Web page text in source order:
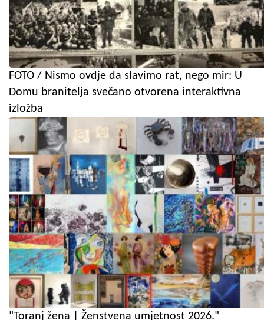
FOTO / Nismo ovdje da slavimo rat, nego mir: U
Domu branitelja svečano otvorena interaktivna
izložba
"Toranj žena | Ženstvena umjetnost 2026."